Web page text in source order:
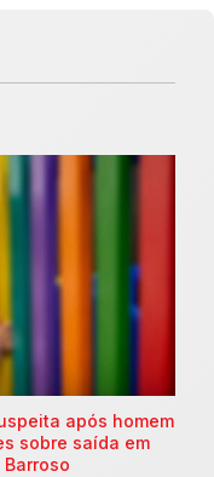
após homem
sobre saída em